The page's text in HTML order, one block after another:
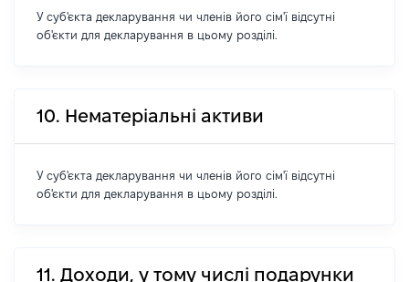
У суб'єкта декларування чи членів його сім'ї відсутні
об'єкти для декларування в цьому розділі.
10. Нематеріальні активи
У суб'єкта декларування чи членів його сім'ї відсутні
об'єкти для декларування в цьому розділі.
11. Доходи, у тому числі подарунки